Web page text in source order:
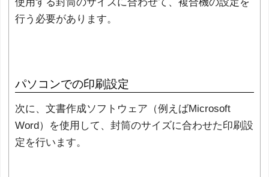
使用する封筒のサイズに合わせて、複合機の設定を
行う必要があります。
パソコンでの印刷設定
次に、文書作成ソフトウェア（例えばMicrosoft
Word）を使用して、封筒のサイズに合わせた印刷設
定を行います。